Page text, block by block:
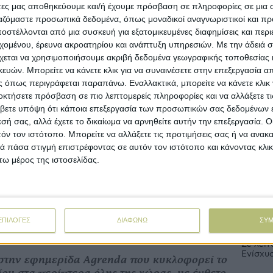
μας αποθηκεύουμε και/ή έχουμε πρόσβαση σε πληροφορίες σε
προσωπικά δεδομένα, όπως μοναδικοί αναγνωριστικοί και
από μια συσκευή για εξατομικευμένες διαφημίσεις και
έρευνα ακροατηρίου και ανάπτυξη υπηρεσιών. Με την άδειά
να χρησιμοποιήσουμε ακριβή δεδομένα γεωγραφικής τοποθεσίας
Μπορείτε να κάνετε κλικ για να συναινέσετε στην επεξεργασία
περιγράφεται παραπάνω. Εναλλακτικά, μπορείτε να κάνετε κλικ
πρόσβαση σε πιο λεπτομερείς πληροφορίες και να αλλάξετε
υπόψη ότι κάποια επεξεργασία των προσωπικών σας δεδομένων
σας, αλλά έχετε το δικαίωμα να αρνηθείτε αυτήν την επεξεργασία.
τον ιστότοπο. Μπορείτε να αλλάξετε τις προτιμήσεις σας ή να
στιγμή επιστρέφοντας σε αυτόν τον ιστότοπο και κάνοντας
μέρος της ιστοσελίδας.
ΔΙΑΦΩΝΩ
αύξηση 5 λεπτών ανακοίνωσαν η
ΕΑΣ) στη Μεσσηνία και ο
στην Αιγιάλεια, που αγοράζουν
και η τιµή πώλησης µέσω διαγωνισµού,
ελαιόλαδο ο Αγροτικός Συνεταιρισµός
3,82 ευρώ, λέει στην Agrenda ο
Γιώργος Περογιαννάκης, εκφράζοντας
την εξέλιξη αυτή.
από τις τιµές που «έπαιζαν» πέρσι
εξασφάλισαν για τους 65 τόνους έξτρα
0,3-0,8 βαθµών, που είχαν στις
σε διαγωνισµό 9 αγροτικοί
εφημερίδα Agrenda που κυκλοφορεί το
Πληρωμές
το
Με
Σε